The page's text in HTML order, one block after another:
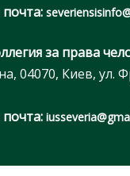
за права
04070, Киев, ул.